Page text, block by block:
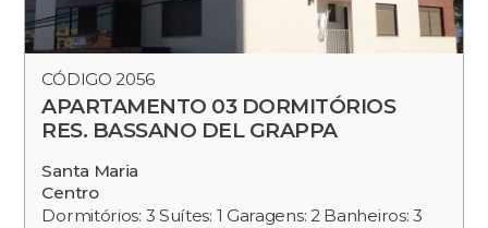
CÓDIGO 2056
APARTAMENTO 03 DORMITÓRIOS
RES. BASSANO DEL GRAPPA
Santa Maria
Centro
Dormitórios: 3 Suítes: 1 Garagens: 2 Banheiros: 3